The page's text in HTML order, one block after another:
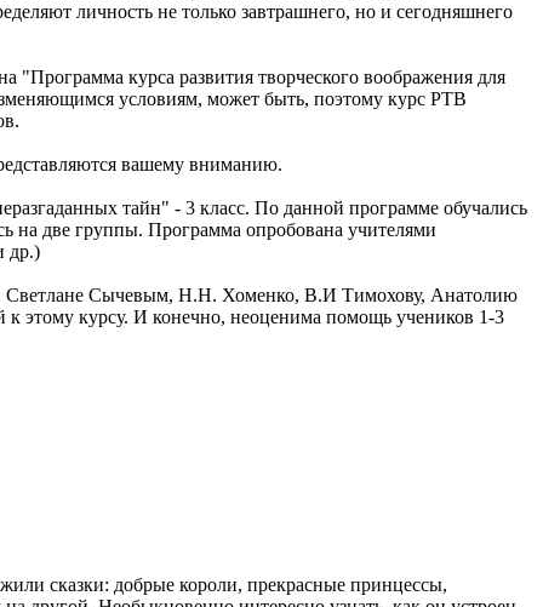
личность не только завтрашнего, но и сегодняшнего
"Программа курса развития творческого воображения для
условиям, может быть, поэтому курс РТВ
вашему вниманию.
тайн" - 3 класс. По данной программе обучались
на две группы. Программа опробована учителями
др.)
Светлане Сычевым, Н.Н. Хоменко, В.И Тимохову, Анатолию
этому курсу. И конечно, неоценима помощь учеников 1-3
сказки: добрые короли, прекрасные принцессы,